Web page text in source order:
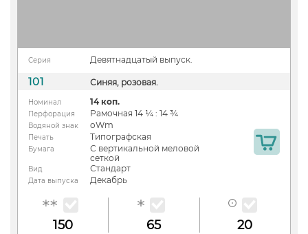
Серия Девятнадцатый выпуск.
101 Синяя, розовая.
Номинал 14 коп.
Перфорация Рамочная 14 ¼ : 14 ¾
Водяной знак oWm
Печать Типографская
Бумага
С вертикальной меловой
сеткой
Вид Стандарт
Дата выпуска Декабрь
150 65 20